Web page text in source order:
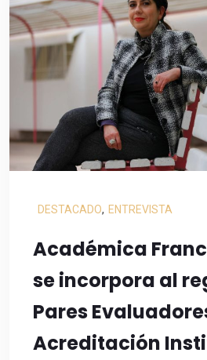
DESTACADO, ENTREVISTA
Académica
se incorpora al
Pares
Acreditación